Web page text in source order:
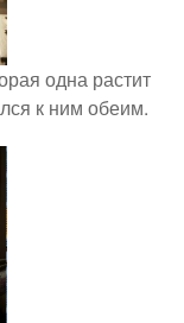
одна растит
к ним обеим.